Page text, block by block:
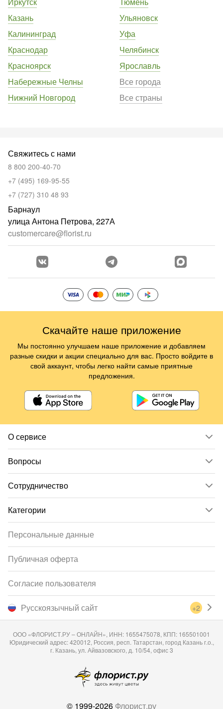
Казань
Калининград
Краснодар
Красноярск
Набережные Челны
Нижний Новгород
Ульяновск
Уфа
Челябинск
Ярославль
Все города
Все страны
О сервисе
Вопросы
Сотрудничество
Категории
Свяжитесь с нами
8 800 200-40-70
+7 (495) 169-95-55
+7 (727) 310 48 93
Барнаул
улица Антона Петрова, 227А
customercare@florist.ru
Русскоязычный сайт +2
Персональные данные
Публичная оферта
Согласие пользователя
ООО «ФЛОРИСТ.РУ – ОНЛАЙН», ИНН: 1655475078, КПП: 165501001
Юридический адрес: 420012, Россия, респ. Татарстан, город Казань г.о.,
г. Казань, ул. Айвазовского, д. 10/54, офис 3
© 1999-2026 Флорист.ру
Скачайте наше приложение
Мы постоянно улучшаем наше приложение и добавляем
разные скидки и акции специально для вас. Просто войдите в
свой аккаунт, чтобы легко найти самые приятные
предложения.